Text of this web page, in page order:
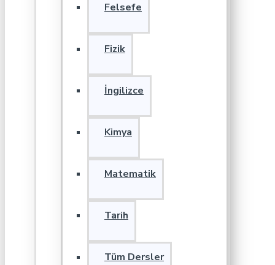
Felsefe
Fizik
İngilizce
Kimya
Matematik
Tarih
Tüm Dersler